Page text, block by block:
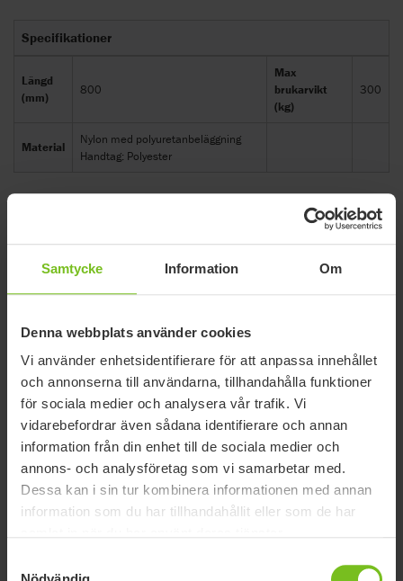
Samtycke Information Om
Denna webbplats använder cookies
Vi använder enhetsidentifierare för att anpassa innehållet
och annonserna till användarna, tillhandahålla funktioner
för sociala medier och analysera vår trafik. Vi
vidarebefordrar även sådana identifierare och annan
information från din enhet till de sociala medier och
annons- och analysföretag som vi samarbetar med.
Dessa kan i sin tur kombinera informationen med annan
information som du har tillhandahållit eller som de har
Specifikationer
Längd
(mm)
800
Max
brukarvikt
(kg)
300
Material
Nylon med polyuretanbeläggning
Handtag: Polyester
Bredd (mm)
Med handtag, vattentät IM130DR 1300
Med handtag, vattentät
Dokument
Nedladdning av manualer är endast avsedda för lämpligt ändamål.
Produkterna kan komma att ändras utan föregående meddelande.
Läsarens diskretion rekommenderas att säkerställa
överensstämmelse med produktversion och artikelnummer samt